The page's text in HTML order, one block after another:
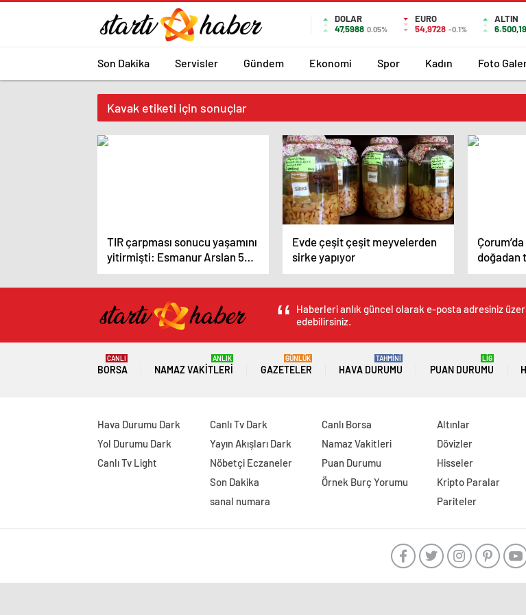
DOLAR
47,5988 0.05%
EURO
54,9728 -0.1%
ALTIN
6.500,19
Son Dakika Servisler Gündem Ekonomi Spor Kadın Foto
Kavak etiketi için sonuçlar
TIR çarpması sonucu yaşamını
yitirmişti: Esmanur Arslan 5
kişiye hayat oldu!
Evde çeşit çeşit meyvelerden
sirke yapıyor
doğadan
sirke
Haberleri anlık güncel olarak e-posta adresiniz
edebilirsiniz.
BORSA
CANLI
NAMAZ VAKITLERI
ANLIK
GAZETELER
GÜNLÜK
HAVA DURUMU
TAHMİNİ
PUAN DURUMU
LİG
Hava Durumu Dark
Yol Durumu Dark
Canlı Tv Light
Canlı Tv Dark
Yayın Akışları Dark
Nöbetçi Eczaneler
Son Dakika
sanal numara
Canlı Borsa
Namaz Vakitleri
Puan Durumu
Örnek Burç Yorumu
Altınlar
Dövizler
Hisseler
Kripto Paralar
Pariteler